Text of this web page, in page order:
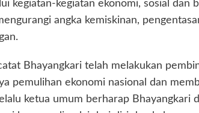
kegiatan-kegiatan ekonomi, sosial dan
angka kemiskinan,
Bhayangkari telah melakukan
pemulihan ekonomi nasional dan
ketua umum berharap